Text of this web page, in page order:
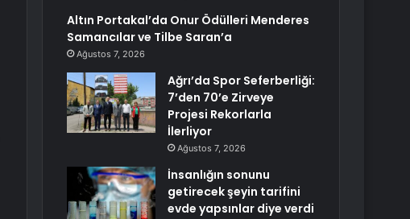
Altın Portakal’da Onur Ödülleri Menderes
Samancılar ve Tilbe Saran’a
Ağustos 7, 2026
Ağrı’da Spor Seferberliği:
7’den 70’e Zirveye
Projesi Rekorlarla
İlerliyor
Ağustos 7, 2026
İnsanlığın sonunu
getirecek şeyin tarifini
evde yapsınlar diye verdi